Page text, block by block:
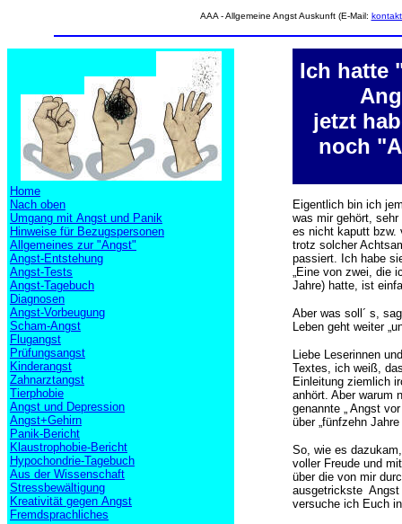
AAA - Allgemeine Angst Auskunft (E-Mail:
Home
Nach oben
Umgang mit Angst und Panik
Hinweise für Bezugspersonen
Allgemeines zur "Angst"
Angst-Entstehung
Angst-Tests
Angst-Tagebuch
Diagnosen
Angst-Vorbeugung
Scham-Angst
Flugangst
Prüfungsangst
Kinderangst
Zahnarztangst
Tierphobie
Angst und Depression
Angst+Gehirn
Panik-Bericht
Klaustrophobie-Bericht
Hypochondrie-Tagebuch
Aus der Wissenschaft
Stressbewältigung
Kreativität gegen Angst
Fremdsprachliches
Ich hatte
jetzt
noch
Eigentlich bin ich
was mir gehört,
es nicht kaputt bzw.
trotz solcher
passiert. Ich habe
„Eine von zwei, die
Jahre) hatte, ist
Aber was soll´ s,
Leben geht weiter
Liebe Leserinnen
Textes, ich weiß,
Einleitung ziemlich
anhört. Aber warum
genannte „ Angst
über „fünfzehn
So, wie es
voller Freude und
über die von mir
ausgetrickste Angst
versuche ich Euch